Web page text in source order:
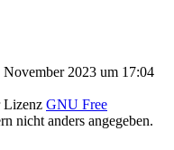
2023 um 17:04
Lizenz GNU Free
nicht anders angegeben.